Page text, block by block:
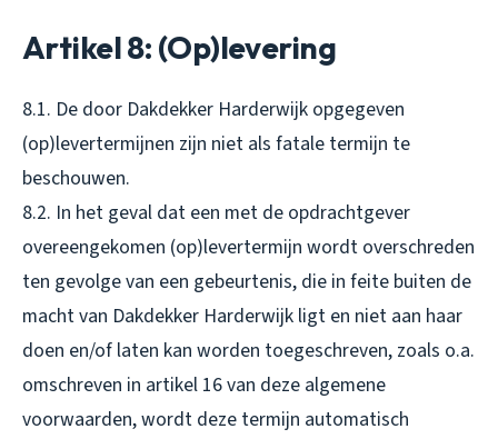
Artikel 8: (Op)levering
8.1. De door Dakdekker Harderwijk opgegeven
(op)levertermijnen zijn niet als fatale termijn te
beschouwen.
8.2. In het geval dat een met de opdrachtgever
overeengekomen (op)levertermijn wordt overschreden
ten gevolge van een gebeurtenis, die in feite buiten de
macht van Dakdekker Harderwijk ligt en niet aan haar
doen en/of laten kan worden toegeschreven, zoals o.a.
omschreven in artikel 16 van deze algemene
voorwaarden, wordt deze termijn automatisch